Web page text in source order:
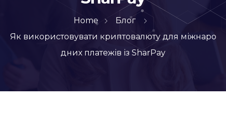
Home
Блог
Як використовувати криптовалюту для міжнаро
дних платежів із SharPay